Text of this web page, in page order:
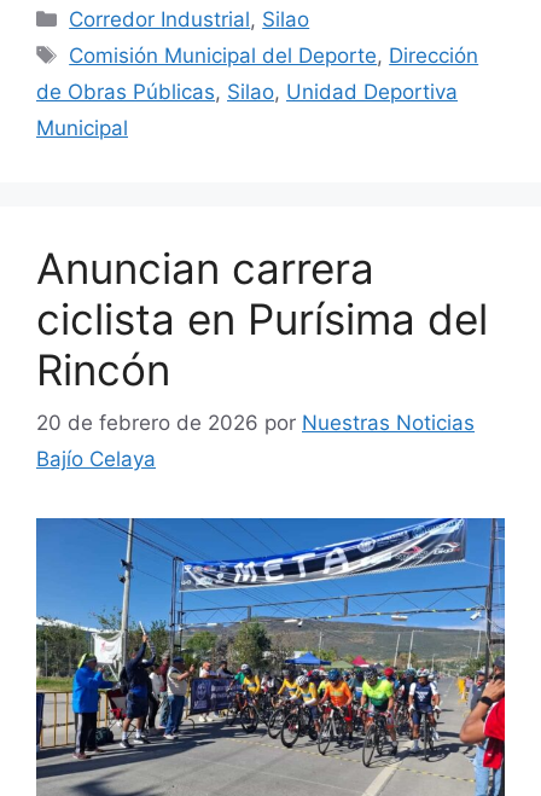
Categorías
Corredor Industrial, Silao
Etiquetas
Comisión Municipal del Deporte, Dirección
de Obras Públicas, Silao, Unidad Deportiva
Municipal
Anuncian carrera
ciclista en Purísima del
Rincón
20 de febrero de 2026 por Nuestras Noticias
Bajío Celaya